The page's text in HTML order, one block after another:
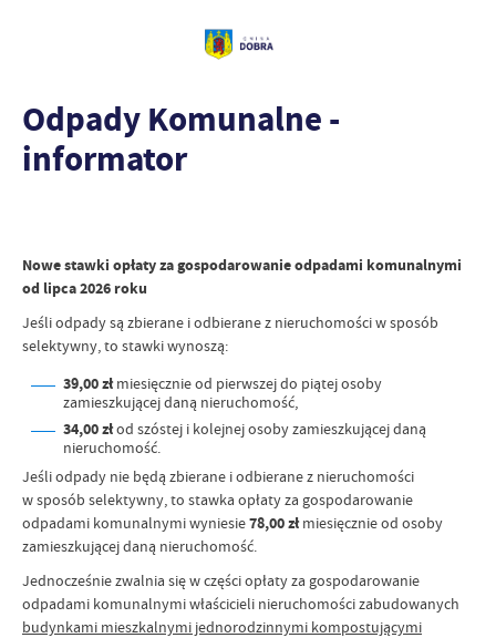
Odpady Komunalne -
informator
Nowe stawki opłaty za gospodarowanie odpadami komunalnymi
od lipca 2026 roku
Jeśli odpady są zbierane i odbierane z nieruchomości w sposób
selektywny, to stawki wynoszą:
39,00 złmiesięcznie od pierwszej do piątej osoby
zamieszkującej daną nieruchomość,
34,00 złod szóstej i kolejnej osoby zamieszkującej daną
nieruchomość.
Jeśli odpady nie będą zbierane i odbierane z nieruchomości
w sposób selektywny, to stawka opłaty za gospodarowanie
odpadami komunalnymi wyniesie78,00 złmiesięcznie od osoby
zamieszkującej daną nieruchomość.
Jednocześnie zwalnia się w części opłaty za gospodarowanie
odpadami komunalnymi właścicieli nieruchomości zabudowanych
budynkami mieszkalnymi jednorodzinnymi kompostującymi